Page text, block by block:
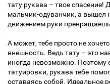
тату рукава – твое
мальчик-одуванчик, а вышел
движением руки
А может, тебе просто не
внешность. Ведь тату – это
иногда невозможно. Поэтому
татуировки, рукава тебе
оставаясь собой. Идеальное